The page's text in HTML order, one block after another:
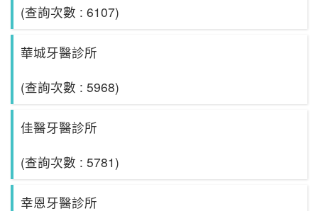
(查詢次數 : 6107)
華城牙醫診所
(查詢次數 : 5968)
佳醫牙醫診所
(查詢次數 : 5781)
幸恩牙醫診所